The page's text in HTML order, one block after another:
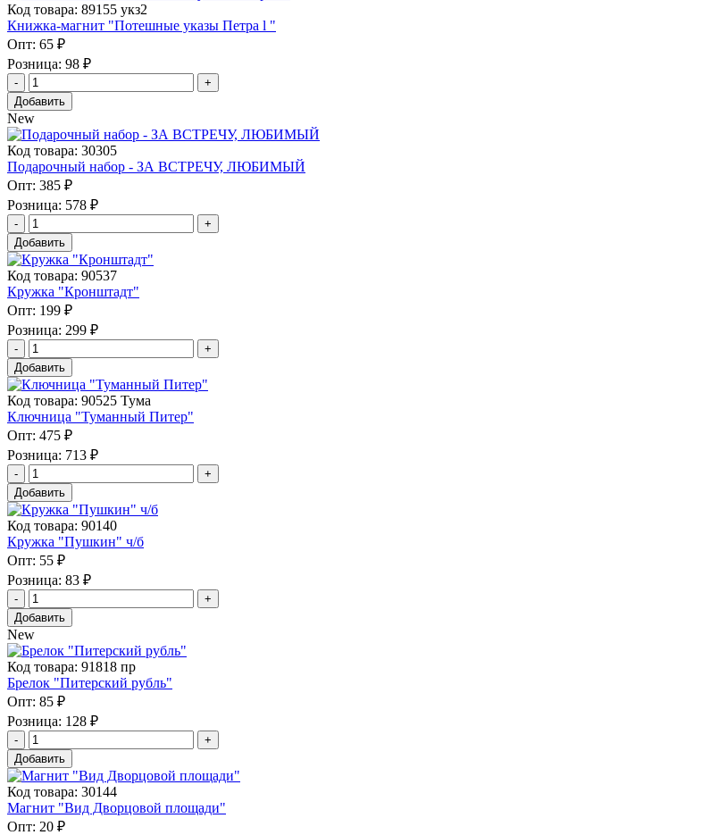
Код товара: 89155 укз2
Книжка-магнит "Потешные указы Петра l "
Опт: 65 ₽
Розница: 98 ₽
Добавить
New
Код товара: 30305
Подарочный набор - ЗА ВСТРЕЧУ, ЛЮБИМЫЙ
Опт: 385 ₽
Розница: 578 ₽
Добавить
Код товара: 90537
Кружка "Кронштадт"
Опт: 199 ₽
Розница: 299 ₽
Добавить
Код товара: 90525 Тума
Ключница "Туманный Питер"
Опт: 475 ₽
Розница: 713 ₽
Добавить
Код товара: 90140
Кружка "Пушкин" ч/б
Опт: 55 ₽
Розница: 83 ₽
Добавить
New
Код товара: 91818 пр
Брелок "Питерский рубль"
Опт: 85 ₽
Розница: 128 ₽
Добавить
Код товара: 30144
Магнит "Вид Дворцовой площади"
Опт: 20 ₽